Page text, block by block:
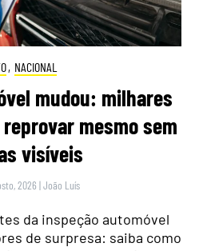
, NACIONAL
mudou: milhares
mesmo sem
visíveis
2026 |João Luís
da inspeção automóvel
de surpresa: saiba como